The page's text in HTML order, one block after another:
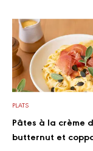
PLATS
Pâtes à la crème
butternut et